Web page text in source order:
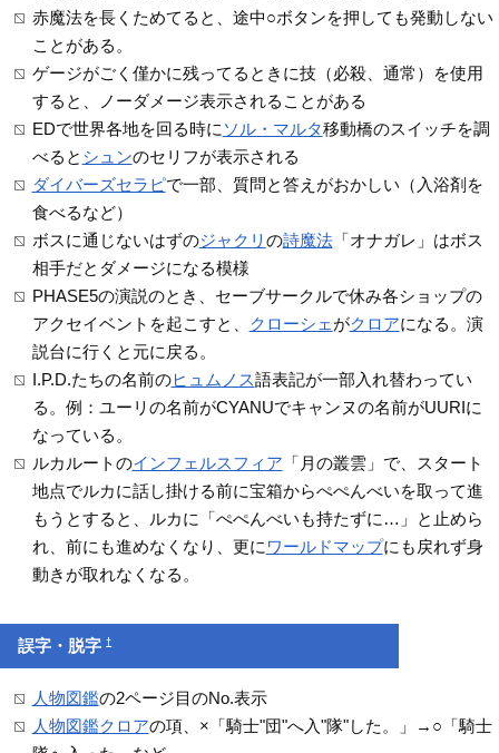
赤魔法を長くためてると、途中○ボタンを押しても発動しない
ことがある。
ゲージがごく僅かに残ってるときに技（必殺、通常）を使用
すると、ノーダメージ表示されることがある
EDで世界各地を回る時に ソル・マルタ移動橋のスイッチを調
べると シュンのセリフが表示される
ダイバーズセラピで一部、質問と答えがおかしい（入浴剤を
食べるなど）
ボスに通じないはずのジャクリ の詩魔法「オナガレ」はボス
相手だとダメージになる模様
PHASE5の演説のとき、セーブサークルで休み各ショップの
アクセイベントを起こすと、
クローシェ がクロアになる。演
説台に行くと元に戻る。
I.P.D.たちの名前のヒュムノス語表記が一部入れ替わってい
る。例：ユーリの名前がCYANUでキャンヌの名前がUURIに
なっている。
ルカルートのインフェルスフィア 「月の叢雲」で、スタート
地点でルカに話し掛ける前に宝箱からぺぺんべいを取って進
もうとすると、ルカに「ぺぺんべいも持たずに…」と止めら
れ、前にも進めなくなり、更に ワールドマップにも戻れず身
動きが取れなくなる。
誤字・脱字†
人物図鑑の2ページ目のNo.表示
人物図鑑クロアの項、×「騎士"団"へ入"隊"した。」→○「騎士